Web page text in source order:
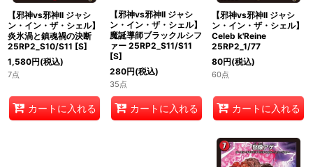
【邪神vs邪神II ジャシ
ン・イン・ザ・シェル】
炎氷渦と鎮魂禍の決断
25RP2_S10/S11 [S]
1,580円(税込)
7点
カートに入れる
【邪神vs邪神II ジャシ
ン・イン・ザ・シェル】
魔誕導師ブラックルシフ
ァー 25RP2_S11/S11
[S]
280円 (税込)
35点
カートに入れる
【邪神vs邪神II ジャシ
ン・イン・ザ・シェル】
Celeb k'Reine
25RP2_1/77
80円(税込)
60点
カートに入れる